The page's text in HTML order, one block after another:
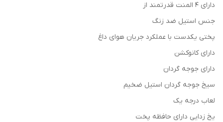
دارای 4 المنت قدرتمند از
جنس استیل ضد زنگ
پختی یکدست با عملکرد جریان هوای داغ
دارای کانوکشن
دارای جوجه گردان
سیخ جوجه گردان استیل ضخیم
لعاب درجه یک
یخ زدایی دارای حافظه پخت